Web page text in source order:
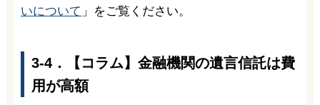
いについて 」をご覧ください。
3-4．【コラム】金融機関の遺言信託は費
用が高額